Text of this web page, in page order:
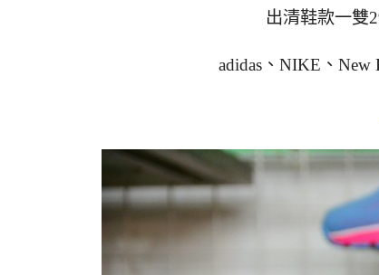
出清鞋款一雙
adidas、NIKE、